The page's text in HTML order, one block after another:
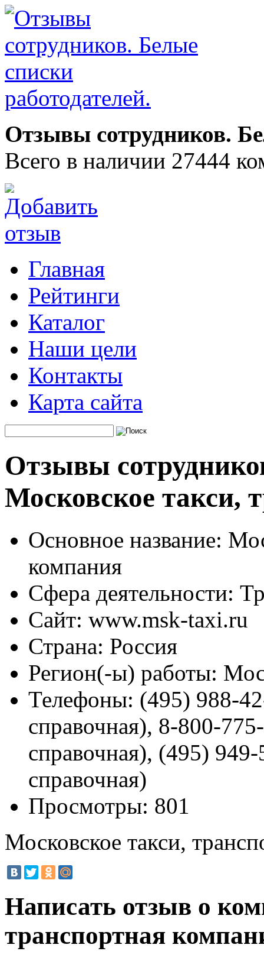
Отзывы сотрудников.
Всего в наличии 27444
Главная
Рейтинги
Каталог
Наши цели
Контакты
Карта сайта
Отзывы
Московское такси,
Основное название:
компания
Сфера деятельности:
Сайт: www.msk-taxi.ru
Страна: Россия
Регион(-ы) работы:
Телефоны: (495) 988-
справочная), 8-800-
справочная), (495)
справочная)
Просмотры: 801
Московское такси,
Написать отзыв о
транспортная